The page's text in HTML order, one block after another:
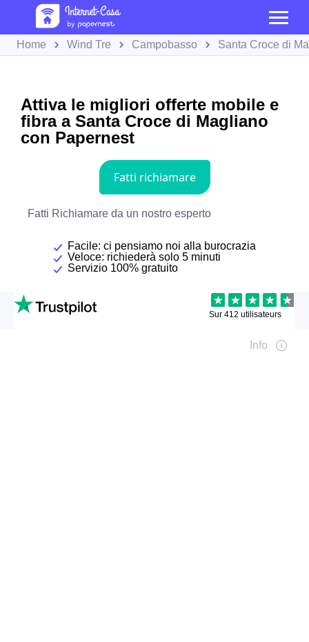
Home Wind Tre Campobasso Santa Croce di